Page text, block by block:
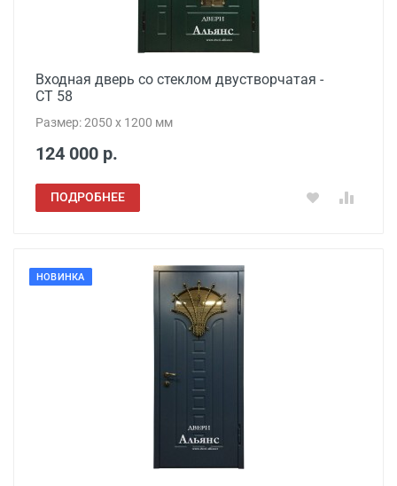
Входная дверь со стеклом двустворчатая -
СТ 58
Размер: 2050 x 1200 мм
124 000 р.
ПОДРОБНЕЕ
НОВИНКА